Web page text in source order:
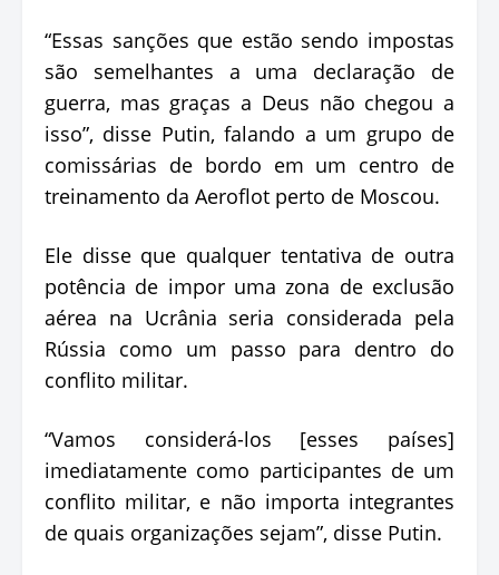
“Essas sanções que estão sendo impostas
são semelhantes a uma declaração de
guerra, mas graças a Deus não chegou a
isso”, disse Putin, falando a um grupo de
comissárias de bordo em um centro de
treinamento da Aeroflot perto de Moscou.
Ele disse que qualquer tentativa de outra
potência de impor uma zona de exclusão
aérea na Ucrânia seria considerada pela
Rússia como um passo para dentro do
conflito militar.
“Vamos considerá-los [esses países]
imediatamente como participantes de um
conflito militar, e não importa integrantes
de quais organizações sejam”, disse Putin.